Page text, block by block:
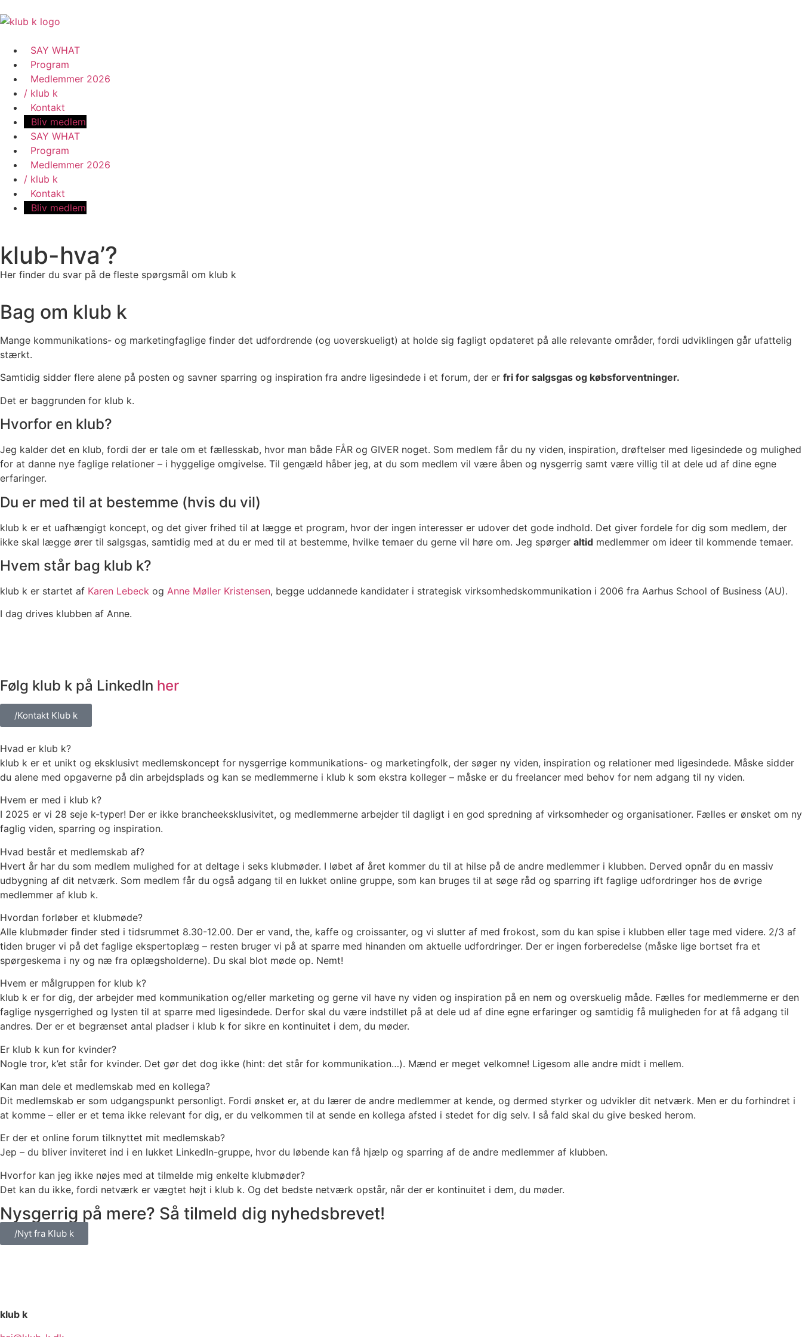
SAY WHAT
Program
Medlemmer 2026
klub k
Kontakt
Bliv medlem
SAY WHAT
Program
Medlemmer 2026
klub k
Kontakt
Bliv medlem
klub-hva’?
Her finder du svar på de fleste spørgsmål om klub k
Bag om klub k
Mange kommunikations- og marketingfaglige finder det udfordrende (og uoverskueligt) at holde sig fagligt opdateret på alle relevante områder, fordi udviklingen går ufattelig
stærkt.
Samtidig sidder flere alene på posten og savner sparring og inspiration fra andre ligesindede i et forum, der er fri for salgsgas og købsforventninger.
Det er baggrunden for klub k.
Hvorfor en klub?
Jeg kalder det en klub, fordi der er tale om et fællesskab, hvor man både FÅR og GIVER noget. Som medlem får du ny viden, inspiration, drøftelser med ligesindede og mulighed
for at danne nye faglige relationer – i hyggelige omgivelse. Til gengæld håber jeg, at du som medlem vil være åben og nysgerrig samt være villig til at dele ud af dine egne
erfaringer.
Du er med til at bestemme (hvis du vil)
klub k er et uafhængigt koncept, og det giver frihed til at lægge et program, hvor der ingen interesser er udover det gode indhold. Det giver fordele for dig som medlem, der
ikke skal lægge ører til salgsgas, samtidig med at du er med til at bestemme, hvilke temaer du gerne vil høre om. Jeg spørger altid medlemmer om ideer til kommende temaer.
Hvem står bag klub k?
klub k er startet af Karen Lebeck og Anne Møller Kristensen, begge uddannede kandidater i strategisk virksomhedskommunikation i 2006 fra Aarhus School of Business (AU).
I dag drives klubben af Anne.
Følg klub k på LinkedIn her
/Kontakt Klub k
Hvad er klub k?
klub k er et unikt og eksklusivt medlemskoncept for nysgerrige kommunikations- og marketingfolk, der søger ny viden, inspiration og relationer med ligesindede. Måske sidder
du alene med opgaverne på din arbejdsplads og kan se medlemmerne i klub k som ekstra kolleger – måske er du freelancer med behov for nem adgang til ny viden.
Hvem er med i klub k?
I 2025 er vi 28 seje k-typer! Der er ikke brancheeksklusivitet, og medlemmerne arbejder til dagligt i en god spredning af virksomheder og organisationer. Fælles er ønsket om ny
faglig viden, sparring og inspiration.
Hvad består et medlemskab af?
Hvert år har du som medlem mulighed for at deltage i seks klubmøder. I løbet af året kommer du til at hilse på de andre medlemmer i klubben. Derved opnår du en massiv
udbygning af dit netværk. Som medlem får du også adgang til en lukket online gruppe, som kan bruges til at søge råd og sparring ift faglige udfordringer hos de øvrige
medlemmer af klub k.
Hvordan forløber et klubmøde?
Alle klubmøder finder sted i tidsrummet 8.30-12.00. Der er vand, the, kaffe og croissanter, og vi slutter af med frokost, som du kan spise i klubben eller tage med videre. 2/3 af
tiden bruger vi på det faglige ekspertoplæg – resten bruger vi på at sparre med hinanden om aktuelle udfordringer. Der er ingen forberedelse (måske lige bortset fra et
spørgeskema i ny og næ fra oplægsholderne). Du skal blot møde op. Nemt!
Hvem er målgruppen for klub k?
klub k er for dig, der arbejder med kommunikation og/eller marketing og gerne vil have ny viden og inspiration på en nem og overskuelig måde. Fælles for medlemmerne er den
faglige nysgerrighed og lysten til at sparre med ligesindede. Derfor skal du være indstillet på at dele ud af dine egne erfaringer og samtidig få muligheden for at få adgang til
andres. Der er et begrænset antal pladser i klub k for sikre en kontinuitet i dem, du møder.
Er klub k kun for kvinder?
Nogle tror, k’et står for kvinder. Det gør det dog ikke (hint: det står for kommunikation…). Mænd er meget velkomne! Ligesom alle andre midt i mellem.
Kan man dele et medlemskab med en kollega?
Dit medlemskab er som udgangspunkt personligt. Fordi ønsket er, at du lærer de andre medlemmer at kende, og dermed styrker og udvikler dit netværk. Men er du forhindret i
at komme – eller er et tema ikke relevant for dig, er du velkommen til at sende en kollega afsted i stedet for dig selv. I så fald skal du give besked herom.
Er der et online forum tilknyttet mit medlemskab?
Jep – du bliver inviteret ind i en lukket LinkedIn-gruppe, hvor du løbende kan få hjælp og sparring af de andre medlemmer af klubben.
Hvorfor kan jeg ikke nøjes med at tilmelde mig enkelte klubmøder?
Det kan du ikke, fordi netværk er vægtet højt i klub k. Og det bedste netværk opstår, når der er kontinuitet i dem, du møder.
Nysgerrig på mere? Så tilmeld dig nyhedsbrevet!
/Nyt fra Klub k
klub k